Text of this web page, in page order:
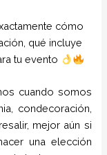
cómo
qué incluye
tu evento
cuando somos
condecoración,
mejor aún si
una elección